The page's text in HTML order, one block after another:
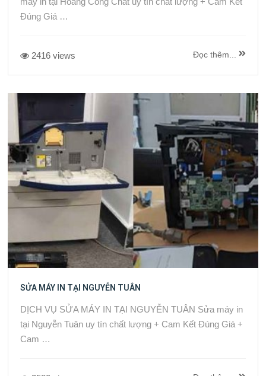
Đúng Giá …
2416 views Đọc thêm...
SỬA MÁY IN TẠI NGUYỄN TUÂN
DỊCH VỤ SỬA MÁY IN TẠI NGUYỄN TUÂN Sửa máy in
tại Nguyễn Tuân uy tín chất lượng + Cam Kết Đúng Giá +
Cam …